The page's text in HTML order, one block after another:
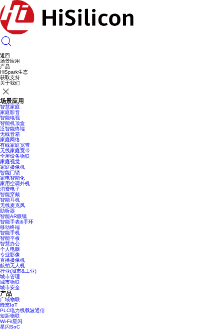
返回
场景应用
产品
HiSpark生态
获取支持
关于我们
场景应用
智慧家庭
家庭影音
智能电视
智能机顶盒
泛智能终端
无线音箱
家庭网络
有线家庭宽带
无线家庭宽带
全屋设备物联
家庭视觉
家庭摄像机
智能门锁
家电智能化
家用空调外机
消费电子
智能穿戴
智能耳机
无线麦克风
助听器
智能AR眼镜
智能手表&手环
移动终端
智能手机
智能平板
智慧办公
个人电脑
专业影像
直播摄像机
航拍无人机
行业(城市&工业)
城市管理
城市物联
城市安全
产品
广域物联
蜂窝IoT
PLC电力线载波通信
短距物联
Wi-Fi/星闪
星闪SoC